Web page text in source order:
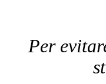
Per